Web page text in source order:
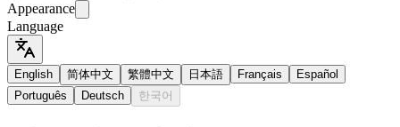
Appearance
Language
English 简体中文 繁體中文 日本語 Français
Español
Português
Deutsch 한국어